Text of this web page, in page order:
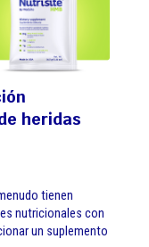
heridas
tienen
nutricionales con
un suplemento